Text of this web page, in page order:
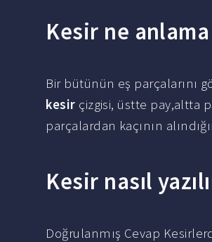
Kesir ne
Bir bütünün eş parçalarını
kesir çizgisi, üstte pay,altta
parçalardan kaçının
Kesir nasıl
Doğrulanmış Cevap